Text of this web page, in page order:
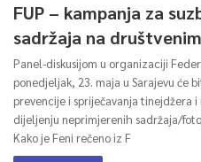
FUP – kampanja za
sadržaja na
Panel-diskusijom u organizaciji
ponedjeljak, 23. maja u Sarajevu će
prevencije i spriječavanja tinejdžera
dijeljenju neprimjerenih sadržaja/
Kako je Feni rečeno iz F